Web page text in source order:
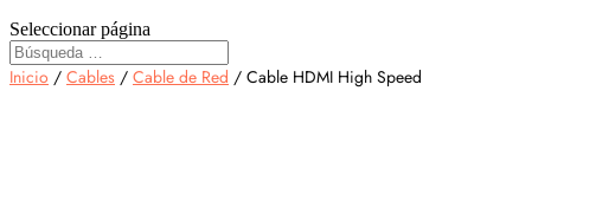
Seleccionar página
Inicio / Cables / Cable de Red / Cable HDMI High Speed